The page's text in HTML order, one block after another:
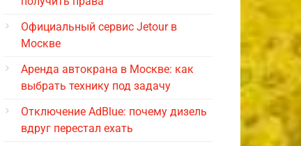
Официальный сервис Jetour в
Москве
Аренда автокрана в Москве: как
выбрать технику под задачу
Отключение AdBlue: почему дизель
вдруг перестал ехать